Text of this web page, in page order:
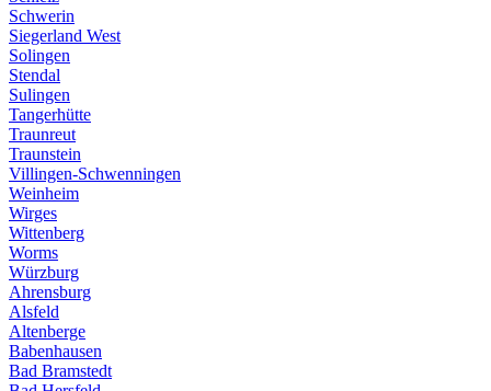
Schwerin
Siegerland West
Solingen
Stendal
Sulingen
Tangerhütte
Traunreut
Traunstein
Villingen-Schwenningen
Weinheim
Wirges
Wittenberg
Worms
Würzburg
Ahrensburg
Alsfeld
Altenberge
Babenhausen
Bad Bramstedt